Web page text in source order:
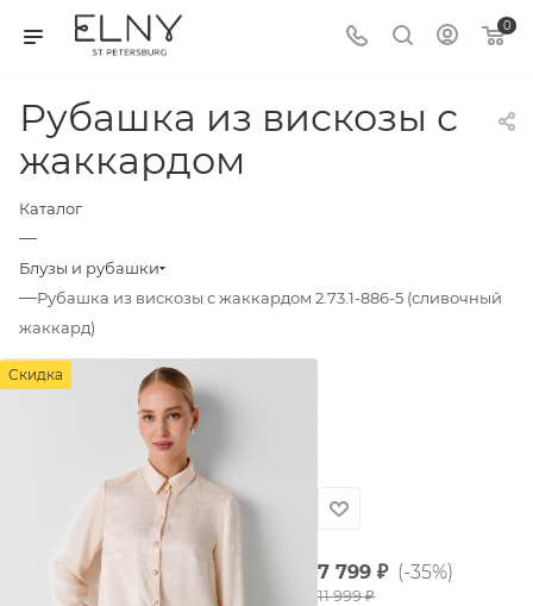
0
Рубашка из вискозы с
жаккардом
Каталог
—
Блузы и рубашки
—Рубашка из вискозы с жаккардом 2.73.1-886-5 (сливочный
жаккард)
Скидка
Скидка
7 799 ₽ (-35%)
11 999₽